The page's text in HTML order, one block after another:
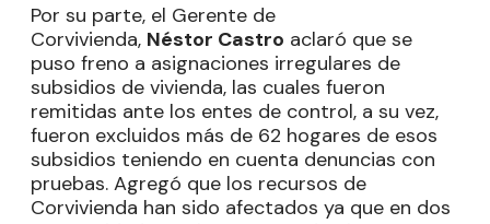
Por su parte, el Gerente de
Corvivienda, Néstor Castro aclaró que se
puso freno a asignaciones irregulares de
subsidios de vivienda, las cuales fueron
remitidas ante los entes de control, a su vez,
fueron excluidos más de 62 hogares de esos
subsidios teniendo en cuenta denuncias con
pruebas. Agregó que los recursos de
Corvivienda han sido afectados ya que en dos